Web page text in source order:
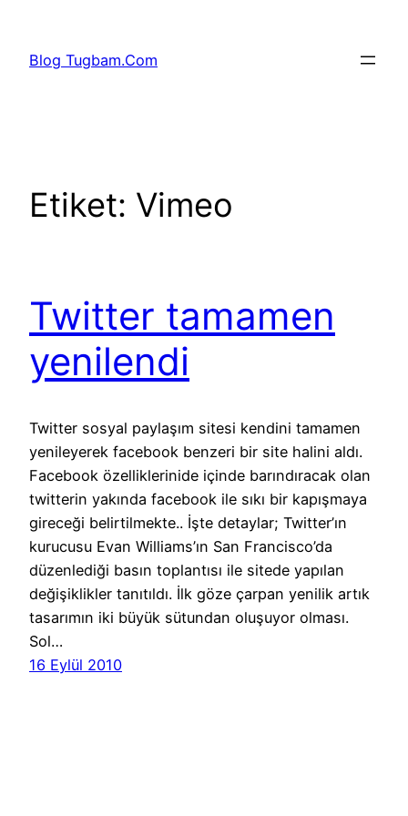
Blog Tugbam.Com
Etiket: Vimeo
Twitter tamamen
yenilendi
Twitter sosyal paylaşım sitesi kendini tamamen
yenileyerek facebook benzeri bir site halini aldı.
Facebook özelliklerinide içinde barındıracak olan
twitterin yakında facebook ile sıkı bir kapışmaya
gireceği belirtilmekte.. İşte detaylar; Twitter’ın
kurucusu Evan Williams’ın San Francisco’da
düzenlediği basın toplantısı ile sitede yapılan
değişiklikler tanıtıldı. İlk göze çarpan yenilik artık
tasarımın iki büyük sütundan oluşuyor olması.
Sol…
16 Eylül 2010